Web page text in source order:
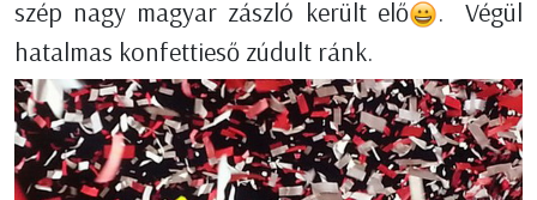
szép nagy magyar zászló került elő
. Végül
hatalmas konfettieső zúdult ránk.